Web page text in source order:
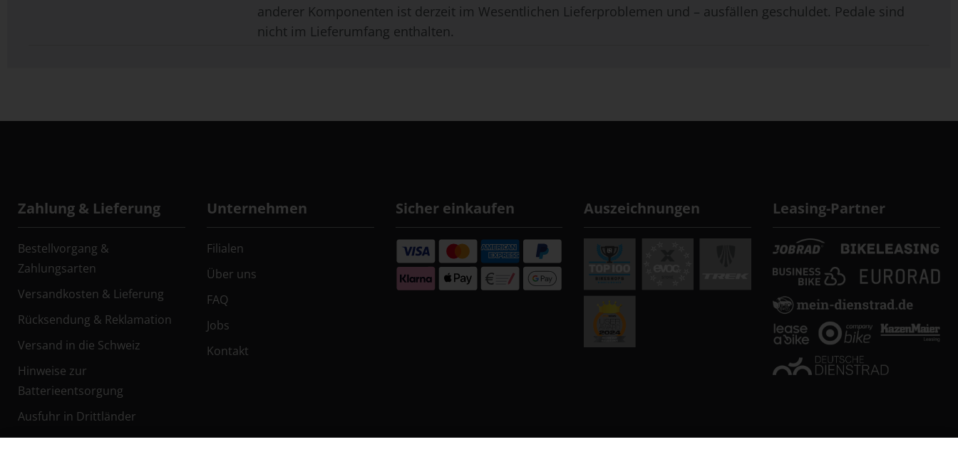
anderer Komponenten ist derzeit im Wesentlichen Lieferproblemen und – ausfällen geschuldet. Pedale sind
nicht im Lieferumfang enthalten.
Zahlung & Lieferung
Bestellvorgang &
Zahlungsarten
Versandkosten & Lieferung
Rücksendung & Reklamation
Versand in die Schweiz
Hinweise zur
Batterieentsorgung
Ausfuhr in Drittländer
Unternehmen
Filialen
Über uns
FAQ
Jobs
Kontakt
Sicher einkaufen Auszeichnungen Leasing-Partner